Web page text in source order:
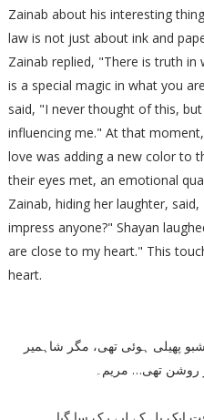
Zainab about his interesting
law is not just about ink and
Zainab replied, "There is truth
is a special magic in what you
said, "I never thought of this,
influencing me." At that
love was adding a new color to
their eyes met, an emotional
Zainab, hiding her laughter,
impress anyone?" Shayan
are close to my heart." This
heart.
پھیلی ہوئی تھی، مگر شاہمیر
تھی… مریم۔